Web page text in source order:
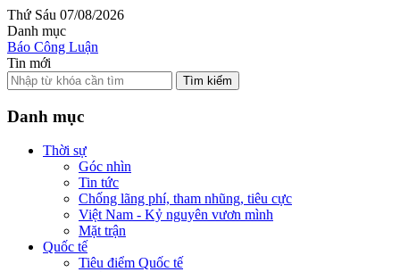
Thứ Sáu 07/08/2026
Danh mục
Báo Công Luận
Tin mới
Tìm kiếm
Danh mục
Thời sự
Góc nhìn
Tin tức
Chống lãng phí, tham nhũng, tiêu cực
Việt Nam - Kỷ nguyên vươn mình
Mặt trận
Quốc tế
Tiêu điểm Quốc tế